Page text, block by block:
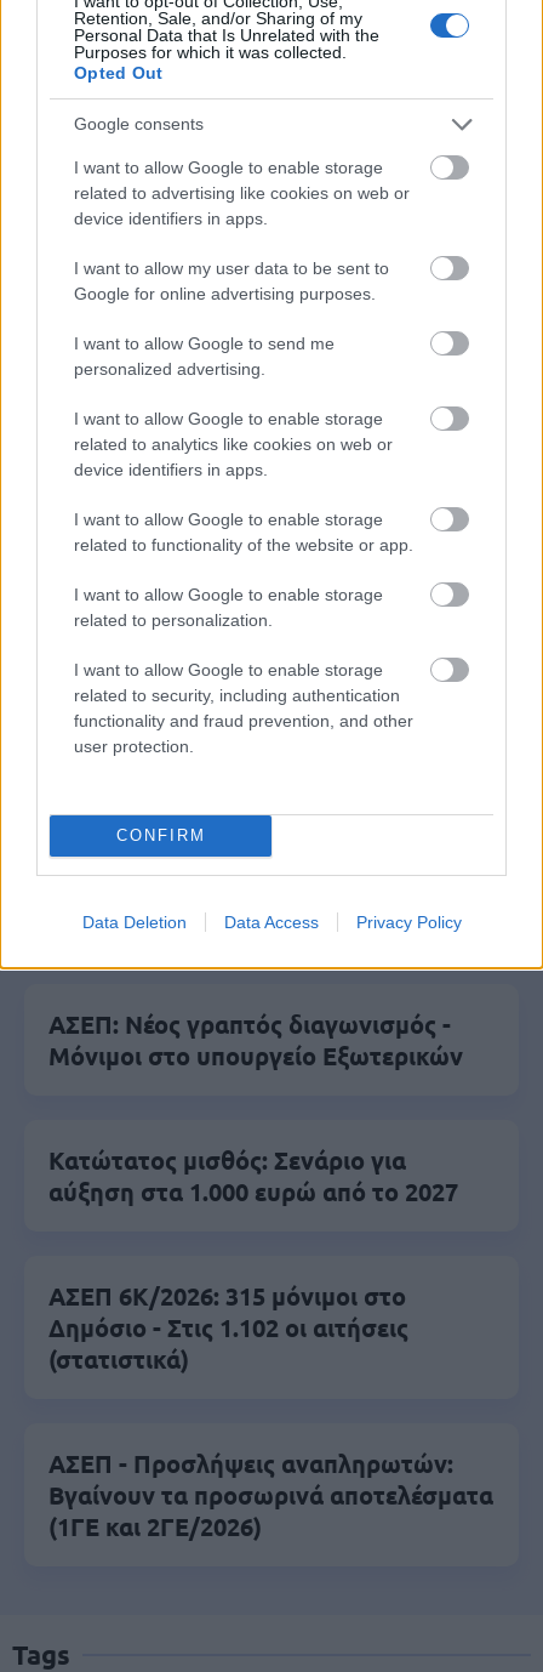
Retention, Sale, and/or Sharing of my
Personal Data that Is Unrelated with the
Purposes for which it was collected.
Opted Out
Google consents
I want to allow Google to enable storage
related to advertising like cookies on web or
device identifiers in apps.
I want to allow my user data to be sent to
Google for online advertising purposes.
I want to allow Google to send me
personalized advertising.
I want to allow Google to enable storage
related to analytics like cookies on web or
device identifiers in apps.
I want to allow Google to enable storage
related to functionality of the website or app.
I want to allow Google to enable storage
related to personalization.
I want to allow Google to enable storage
related to security, including authentication
functionality and fraud prevention, and other
user protection.
CONFIRM
Data Deletion Data Access Privacy Policy
παραπάνω πίνακες να υποβάλλουν σχετική αίτηση
στο Ολοκληρωμένο Πληροφοριακό Σύστημα
Διαχείρισης Προσωπικού Α/θμιας και Β/θμιας
Εκπαίδευσης (
ΑΣΕΠ: Πιστοποίηση Αγγλικών σε
μόνο 2 ημέρες στα χέρια σας
ΑΣΕΠ: Εξ αποστάσεως η πιο Εύκολη
μέρες
Μάθε πρώτος όλες τις σημαντικές
ειδήσεις.
Βάλε το proson.gr στα αποτελέσματα
αναζήτησης της Google
Δημοφιλείς Ειδήσεις
ΑΣΕΠ: Νέος γραπτός διαγωνισμός -
Μόνιμοι στο υπουργείο Εξωτερικών
Κατώτατος μισθός: Σενάριο για
αύξηση στα 1.000 ευρώ από το 2027
ΑΣΕΠ 6Κ/2026: 315 μόνιμοι στο
Δημόσιο - Στις 1.102 οι αιτήσεις
(στατιστικά)
ΑΣΕΠ - Προσλήψεις αναπληρωτών:
Βγαίνουν τα προσωρινά αποτελέσματα
(1ΓΕ και 2ΓΕ/2026)
Tags